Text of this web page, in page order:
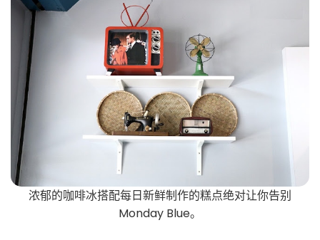
浓郁的咖啡冰搭配每日新鲜制作的糕点绝对让你告别
Monday Blue。